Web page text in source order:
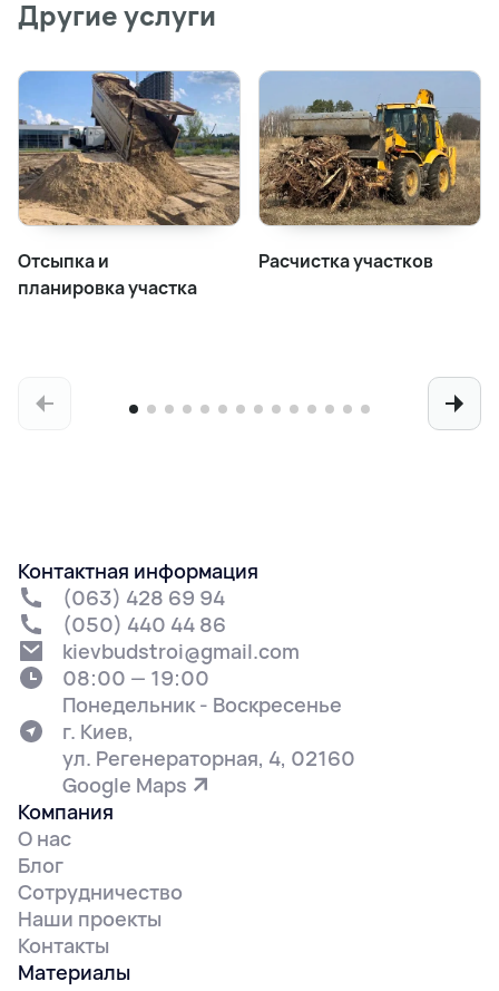
Другие услуги
Отсыпка и
планировка участка
Расчистка участков
Компания
О нас
Блог
Сотрудничество
Наши проекты
Контакты
Контактная информация
(063) 428 69 94
(050) 440 44 86
kievbudstroi@gmail.com
08:00 — 19:00
Понедельник - Воскресенье
г. Киев,
ул. Регенераторная, 4, 02160
Google Maps
Материалы